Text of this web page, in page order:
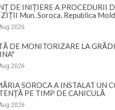
DE INIȚIERE A PROCEDURII
Mun. Soroca. Republica
2026
DE MONITORIZARE LA
2026
SOROCA A INSTALAT UN
PE TIMP DE CANICULĂ
2026